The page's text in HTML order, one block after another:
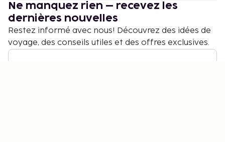
Ne manquez rien – recevez les
dernières nouvelles
Restez informé avec nous! Découvrez des idées de
voyage, des conseils utiles et des offres exclusives.